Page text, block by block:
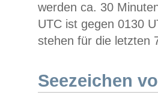
werden ca. 30
UTC ist gegen 0130
stehen für die letzten
Seezeichen